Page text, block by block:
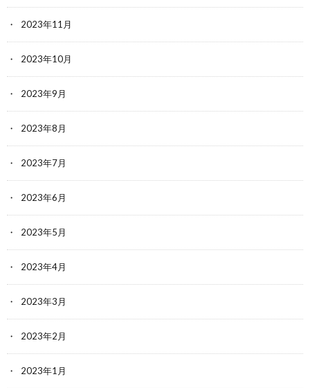
2023年11月
2023年10月
2023年9月
2023年8月
2023年7月
2023年6月
2023年5月
2023年4月
2023年3月
2023年2月
2023年1月